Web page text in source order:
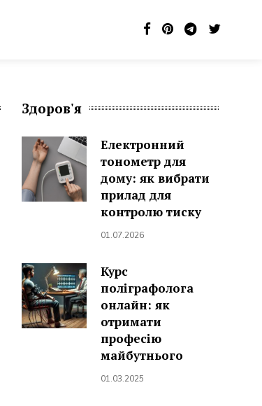
Здоров'я
Електронний
тонометр для
дому: як вибрати
прилад для
контролю тиску
01.07.2026
Курс
поліграфолога
онлайн: як
отримати
професію
майбутнього
01.03.2025